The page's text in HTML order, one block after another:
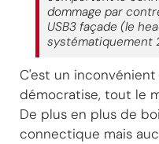
dommage par
USB3 façade (le
systématiquement
C'est un
démocratise, tout le
De plus en plus de
connectique mais